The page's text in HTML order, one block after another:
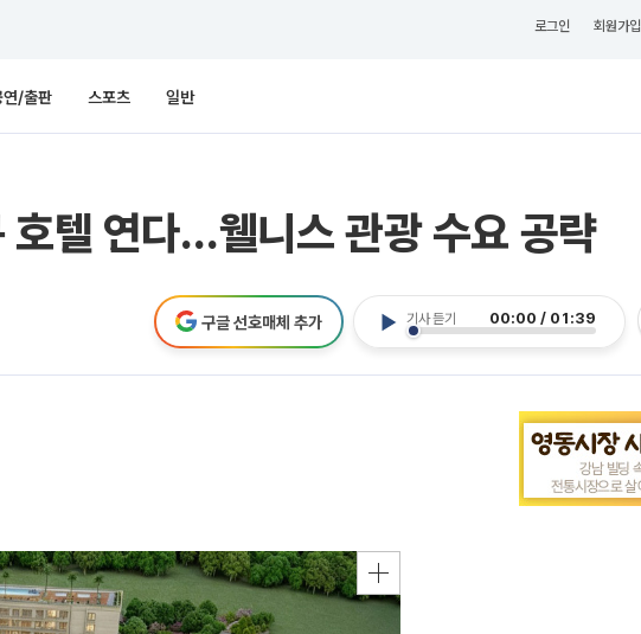
로그인 회원가입
연/출판 스포츠 일반
텔 연다…웰니스 관광 수요 공략
기사 듣기 00:00 / 01:39
구글 선호매체 추가